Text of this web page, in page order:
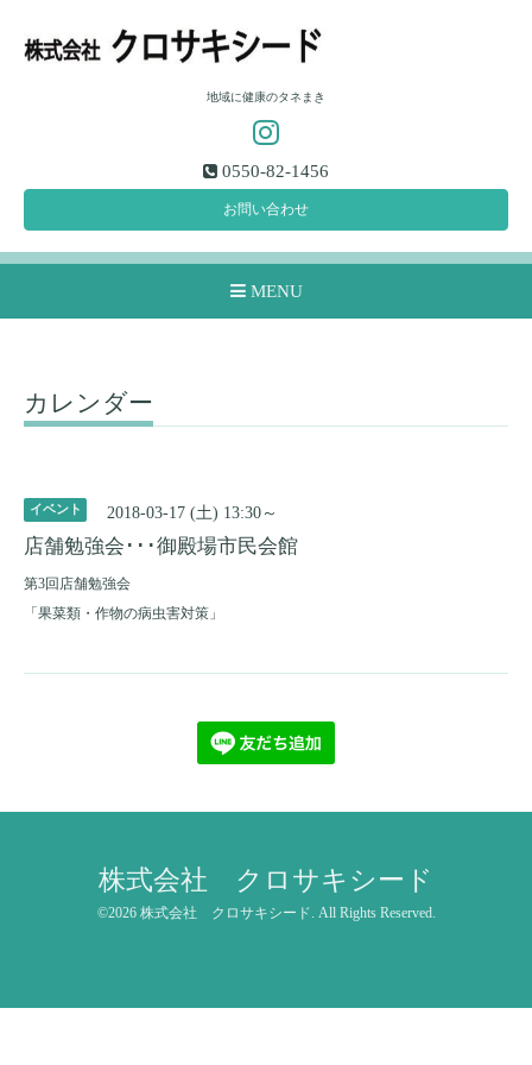
地域に健康のタネまき
0550-82-1456
お問い合わせ
MENU
カレンダー
イベント 2018-03-17 (土) 13:30～
店舗勉強会･･･御殿場市民会館
第3回店舗勉強会
「果菜類・作物の病虫害対策」
株式会社 クロサキシード
©2026 株式会社 クロサキシード . All Rights Reserved.